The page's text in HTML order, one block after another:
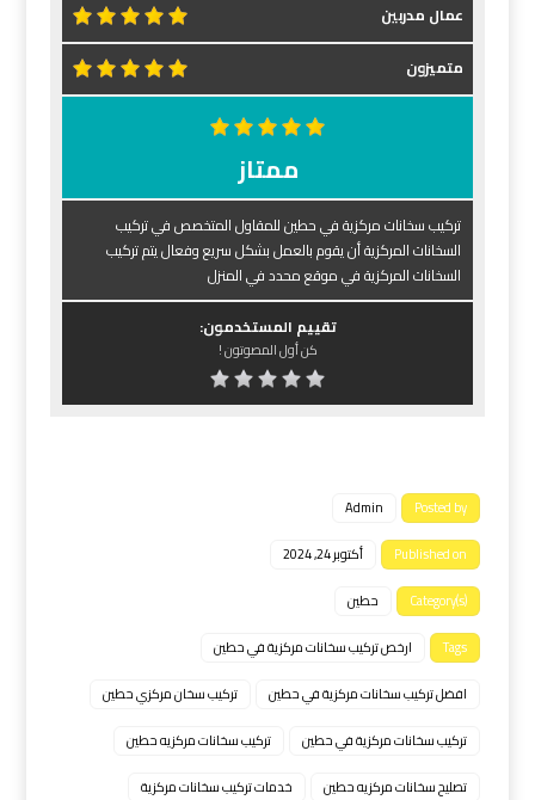
عمال مدربين
متميزون
ممتاز
تركيب سخانات مركزية في حطين للمقاول المتخصص في تركيب
السخانات المركزية أن يقوم بالعمل بشكل سريع وفعال يتم تركيب
السخانات المركزية في موقع محدد في المنزل
تقييم المستخدمون:
كن أول المصوتون !
Posted by
Admin
Published on
أكتوبر 24, 2024
Category(s)
حطين
Tags
ارخص تركيب سخانات مركزية في حطين
افضل تركيب سخانات مركزية في حطين
تركيب سخان مركزي حطين
تركيب سخانات مركزية في حطين
تركيب سخانات مركزيه حطين
تصليح سخانات مركزيه حطين
خدمات تركيب سخانات مركزية